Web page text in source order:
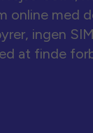
online med
ingen
at finde